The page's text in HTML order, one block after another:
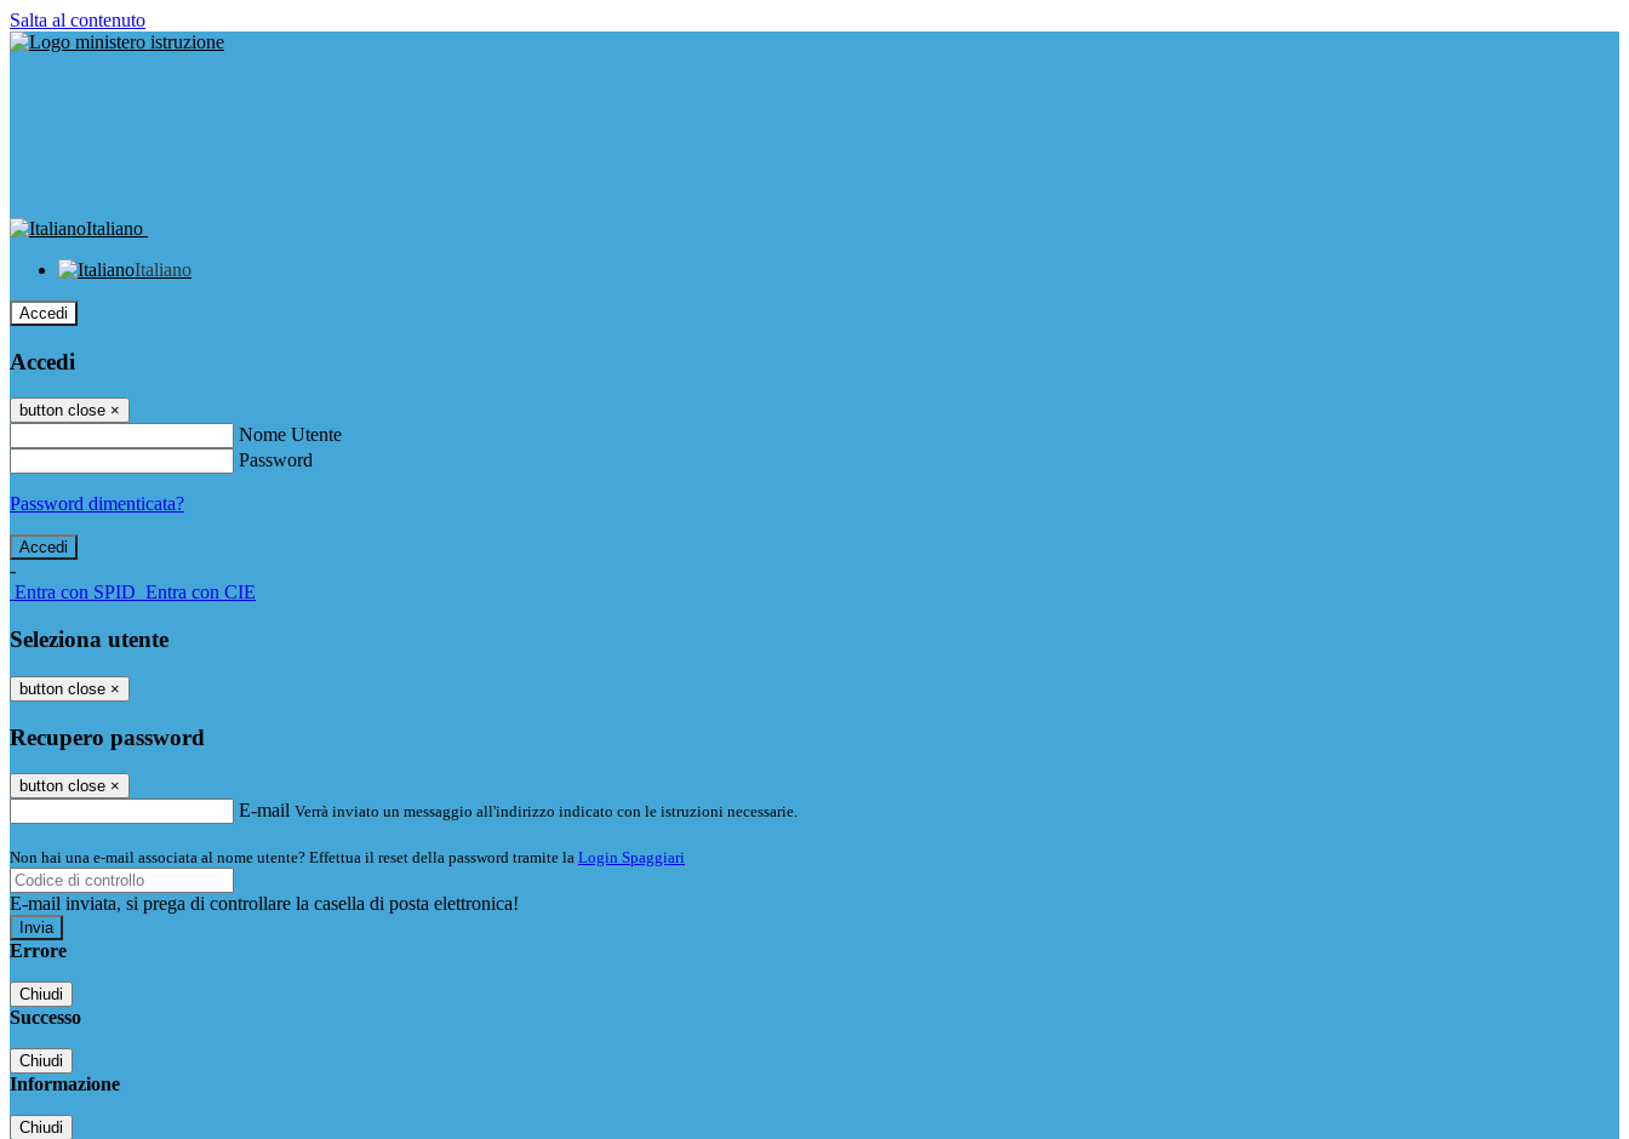
Salta al contenuto
Italiano
Italiano
Accedi
Accedi
button close ×
Nome Utente
Password
Password dimenticata?
-
Entra con SPID Entra con CIE
Seleziona utente
button close ×
Recupero password
button close ×
E-mail Verrà inviato un messaggio all'indirizzo indicato con le istruzioni necessarie.
Non hai una e-mail associata al nome utente? Effettua il reset della password tramite la Login Spaggiari
E-mail inviata, si prega di controllare la casella di posta elettronica!
Errore
Chiudi
Successo
Chiudi
Informazione
Chiudi